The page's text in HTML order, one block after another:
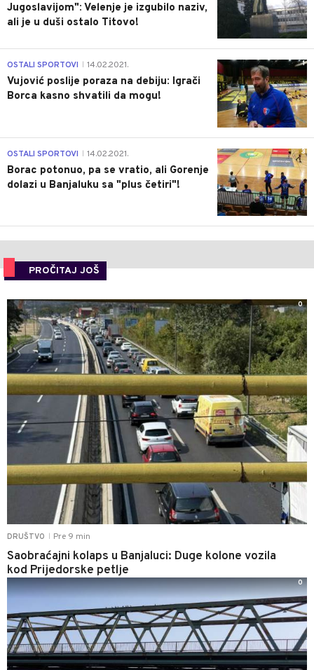
Jugoslavijom": Velenje je izgubilo naziv,
ali je u duši ostalo Titovo!
1
OSTALI SPORTOVI 14.02.2021.
Vujović poslije poraza na debiju: Igrači
Borca kasno shvatili da mogu!
3
OSTALI SPORTOVI 14.02.2021.
Borac potonuo, pa se vratio, ali Gorenje
dolazi u Banjaluku sa "plus četiri"!
PROČITAJ JOŠ
DRUŠTVO Pre 9 min
Saobraćajni kolaps u Banjaluci: Duge kolone vozila
kod Prijedorske petlje
0
0